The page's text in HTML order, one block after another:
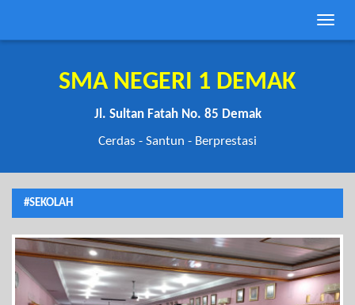
Toggle
SMA NEGERI 1 DEMAK
Jl. Sultan Fatah No. 85 Demak
Cerdas - Santun - Berprestasi
#SEKOLAH